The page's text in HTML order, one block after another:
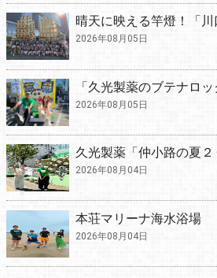
晴天に映える竿燈！「川
2026年08月05日
「久光製薬のブテナロッ
2026年08月05日
久光製薬「仲小路の夏
2026年08月04日
本荘マリーナ海水浴場
2026年08月04日